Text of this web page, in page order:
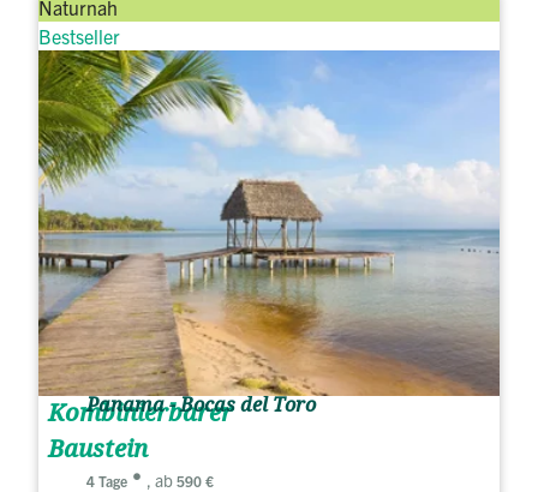
Naturnah
Bestseller
Kombinierbarer
Baustein
Panama - Bocas del Toro
4 Tage , ab 590 €